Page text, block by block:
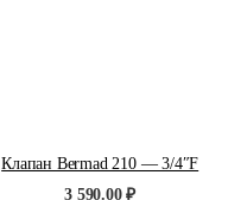
Клапан Bermad 210 — 3/4″F
3 590.00₽